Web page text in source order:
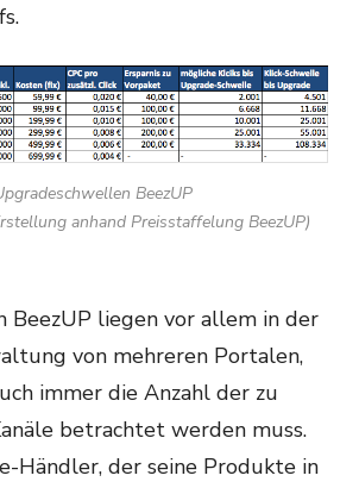
BeezUP
anhand Preisstaffelung BeezUP)
BeezUP liegen vor allem in der
von mehreren Portalen,
immer die Anzahl der zu
betrachtet werden muss.
Händler, der seine Produkte in